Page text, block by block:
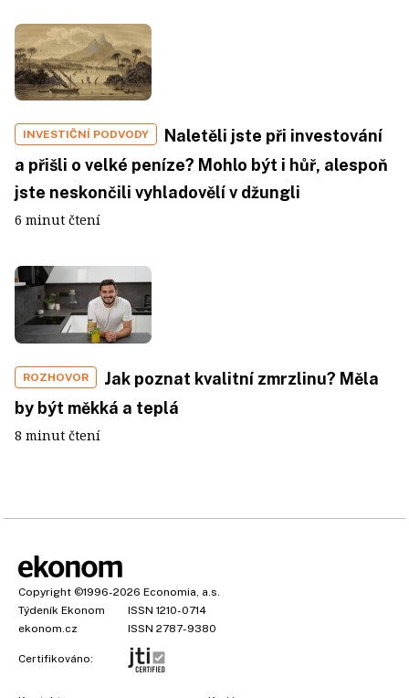
INVESTIČNÍ PODVODY
Naletěli jste při investování
a přišli o velké peníze? Mohlo být i hůř, alespoň
jste neskončili vyhladovělí v džungli
6 minut čtení
ROZHOVOR
Jak poznat kvalitní zmrzlinu? Měla
by být měkká a teplá
8 minut čtení
Copyright ©1996-2026 Economia, a.s.
Týdeník Ekonom
ISSN 1210-0714
ekonom.cz
ISSN 2787-9380
Certifikováno: